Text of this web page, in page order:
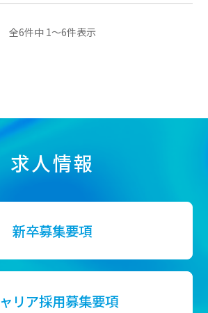
者FILE
全6件中 1～6件表示
求人情報
新卒募集要項
リア採用募集要項